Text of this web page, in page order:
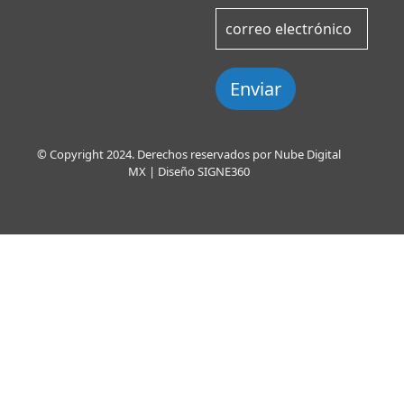
Enviar
© Copyright 2024. Derechos reservados por Nube Digital
MX | Diseño SIGNE360